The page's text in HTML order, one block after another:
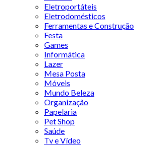
Eletroportáteis
Eletrodomésticos
Ferramentas e Construção
Festa
Games
Informática
Lazer
Mesa Posta
Móveis
Mundo Beleza
Organização
Papelaria
Pet Shop
Saúde
Tv e Vídeo